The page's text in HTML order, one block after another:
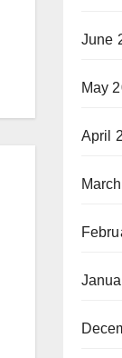
June
May
April